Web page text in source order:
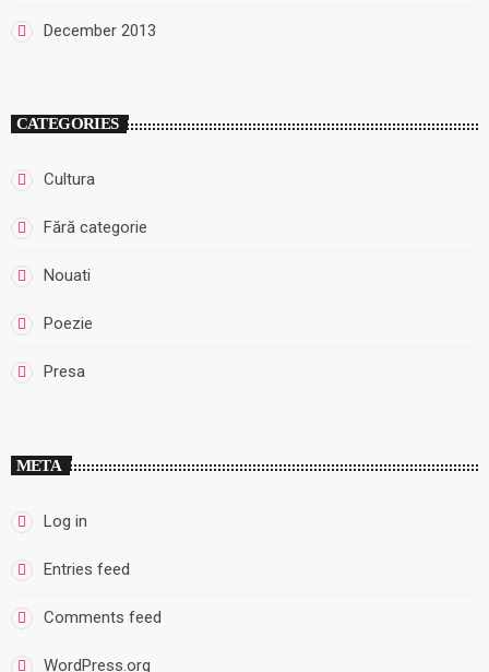
December 2013
CATEGORIES
Cultura
Fără categorie
Nouati
Poezie
Presa
META
Log in
Entries feed
Comments feed
WordPress.org